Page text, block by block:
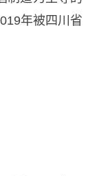
年被四川省